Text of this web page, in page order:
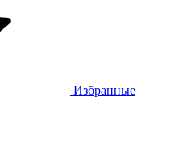
Избранные